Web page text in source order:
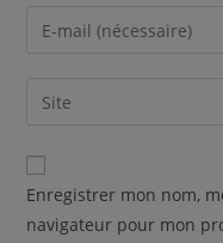
Enregistrer mon nom,
navigateur pour mon